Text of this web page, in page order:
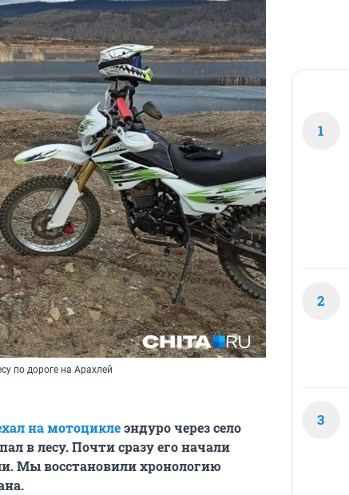
по дороге на Арахлей
на мотоциклеэндуро через село
в лесу. Почти сразу его начали
Мы восстановили хронологию
1
2
3